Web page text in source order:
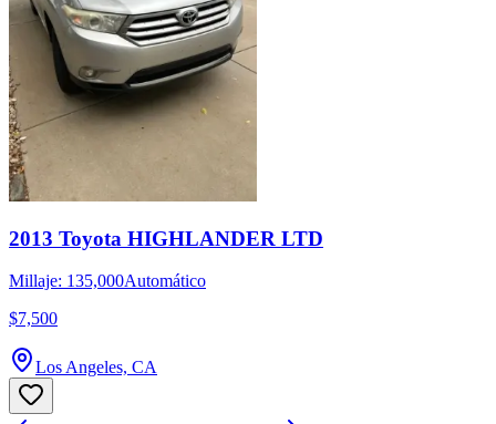
2013 Toyota HIGHLANDER LTD
Millaje: 135,000Automático
$7,500
Los Angeles, CA